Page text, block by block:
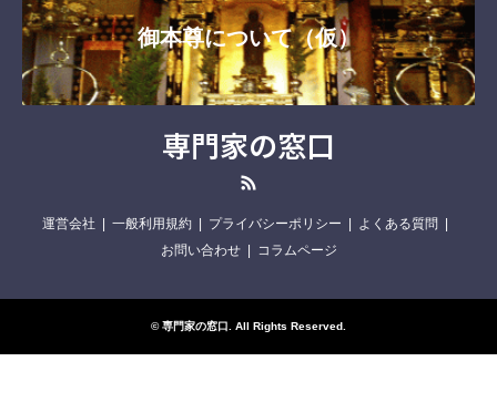
御本尊について（仮）
専門家の窓口
運営会社 一般利用規約 プライバシーポリシー
よくある質問
お問い合わせ
コラムページ
©専門家の窓口 . All Rights Reserved.